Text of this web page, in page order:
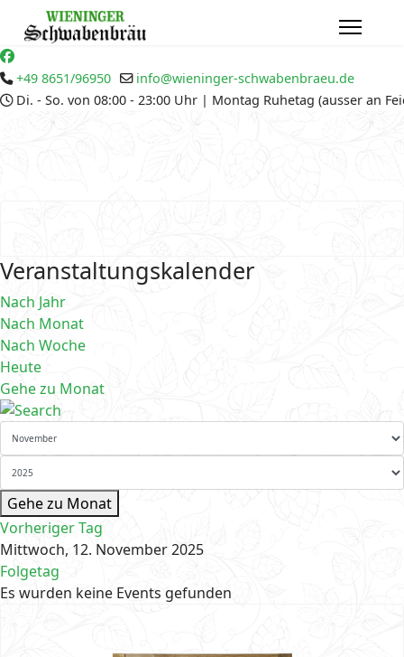
+49 8651/96950
info@wieninger-schwabenbraeu.de
Di. - So. von 08:00 - 23:00 Uhr | Montag Ruhetag (ausser an
Veranstaltungskalender
Nach Jahr
Nach Monat
Nach Woche
Heute
Gehe zu Monat
Gehe zu Monat
Vorheriger Tag
Mittwoch, 12. November 2025
Folgetag
Es wurden keine Events gefunden